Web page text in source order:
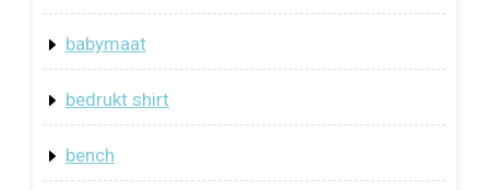
babymaat
bedrukt shirt
bench